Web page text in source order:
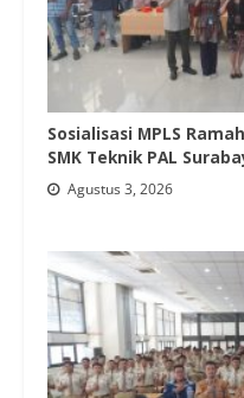
Sosialisasi MPLS
SMK Teknik PAL
Agustus 3, 2026